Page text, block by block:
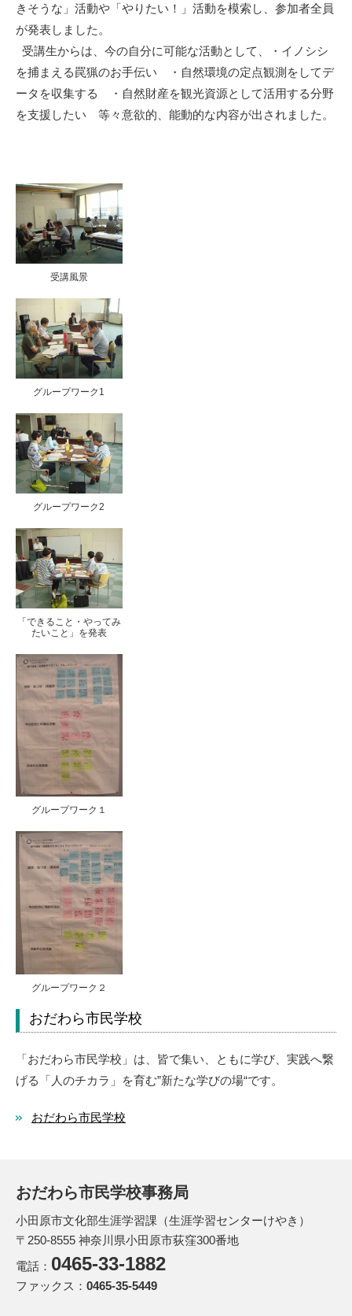
きそうな」活動や「やりたい！」活動を模索し、参加者全員
が発表しました。
受講生からは、今の自分に可能な活動として、・イノシシ
を捕まえる罠猟のお手伝い ・自然環境の定点観測をしてデ
ータを収集する ・自然財産を観光資源として活用する分野
を支援したい 等々意欲的、能動的な内容が出されました。
受講風景
グループワーク1
グループワーク2
「できること・やってみ
たいこと」を発表
グループワーク１
グループワーク２
おだわら市民学校
「おだわら市民学校」は、皆で集い、ともに学び、実践へ繋
げる「人のチカラ」を育む”新たな学びの場“です。
おだわら市民学校
おだわら市民学校事務局
小田原市文化部生涯学習課（生涯学習センターけやき）
〒250-8555 神奈川県小田原市荻窪300番地
電話： 0465‐33‐1882
ファックス： 0465-35-5449